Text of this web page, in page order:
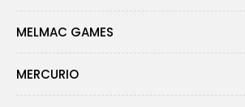
MELMAC GAMES
MERCURIO